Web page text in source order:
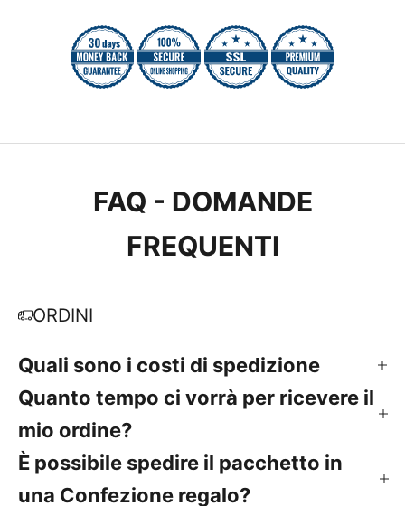
FAQ - DOMANDE
FREQUENTI
ORDINI
Quali sono i costi di spedizione
Quanto tempo ci vorrà per ricevere il
mio ordine?
È possibile spedire il pacchetto in
una Confezione regalo?